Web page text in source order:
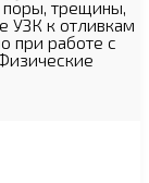
поры, трещины,
УЗК к отливкам
при работе с